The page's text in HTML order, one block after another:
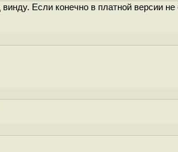
Если конечно в платной версии не